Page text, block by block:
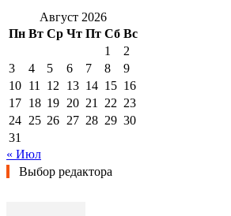
Август 2026
Пн Вт Ср Чт Пт Сб Вс
1
2
3
4 5 6 7 8
9
10 11 12 13 14 15 16
17 18 19 20 21 22 23
24 25 26 27 28 29 30
31
« Июл
Выбор редактора